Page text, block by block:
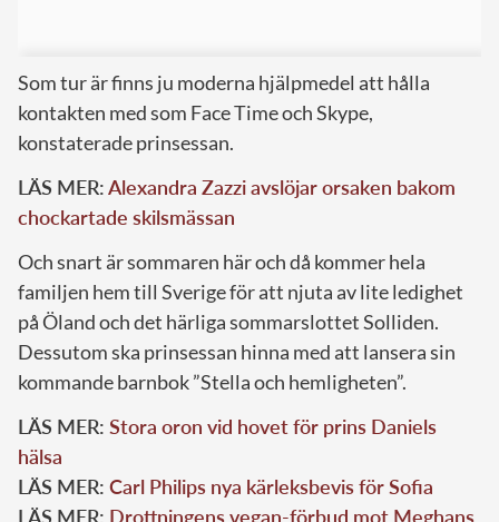
Som tur är finns ju moderna hjälpmedel att hålla
kontakten med som Face Time och Skype,
konstaterade prinsessan.
LÄS MER:Alexandra Zazzi avslöjar orsaken bakom
chockartade skilsmässan
Och snart är sommaren här och då kommer hela
familjen hem till Sverige för att njuta av lite ledighet
på Öland och det härliga sommarslottet Solliden.
Dessutom ska prinsessan hinna med att lansera sin
kommande barnbok ”Stella och hemligheten”.
LÄS MER: Stora oron vid hovet för prins Daniels
hälsa
LÄS MER: Carl Philips nya kärleksbevis för Sofia
LÄS MER: Drottningens vegan-förbud mot Meghans